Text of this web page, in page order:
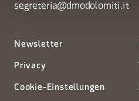
segreteria@dmodolomiti.it
Newsletter
Privacy
Cookie-Einstellungen